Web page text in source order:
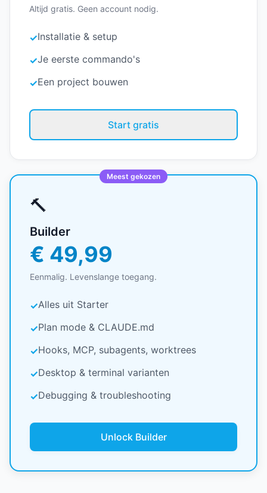
Altijd gratis. Geen account nodig.
✓Installatie & setup
✓Je eerste commando's
✓Een project bouwen
Start gratis
Meest gekozen
🔨
Builder
€ 49,99
Eenmalig. Levenslange toegang.
✓Alles uit Starter
✓Plan mode & CLAUDE.md
✓Hooks, MCP, subagents, worktrees
✓Desktop & terminal varianten
✓Debugging & troubleshooting
Unlock Builder